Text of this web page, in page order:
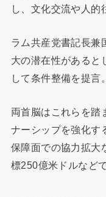
し、文化交流や人的
ラム共産党書記長兼
大の潜在性があると
して条件整備を提言。
両首脳はこれらを踏
ナーシップを強化す
保障面での協力拡大
標250億米ドルなど